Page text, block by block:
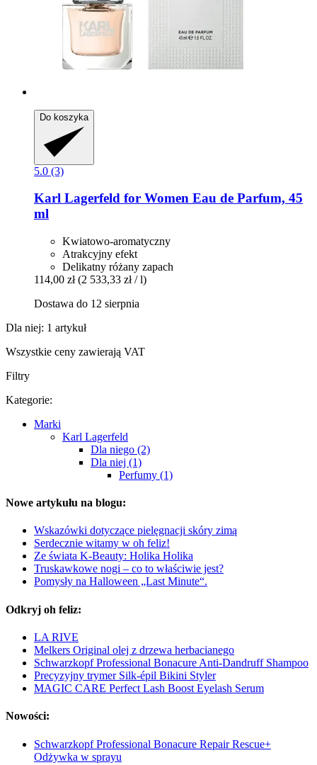
Do koszyka
5.0 (3)
Karl Lagerfeld for Women Eau de Parfum, 45
ml
Kwiatowo-aromatyczny
Atrakcyjny efekt
Delikatny różany zapach
114,00 zł (2 533,33 zł / l)
Dostawa do 12 sierpnia
Dla niej: 1 artykuł
Wszystkie ceny zawierają VAT
Filtry
Kategorie:
Marki
Karl Lagerfeld
Dla niego (2)
Dla niej (1)
Perfumy (1)
Nowe artykułu na blogu:
Wskazówki dotyczące pielęgnacji skóry zimą
Serdecznie witamy w oh feliz!
Ze świata K-Beauty: Holika Holika
Truskawkowe nogi – co to właściwie jest?
Pomysły na Halloween „Last Minute“.
Odkryj oh feliz:
LA RIVE
Melkers Original olej z drzewa herbacianego
Schwarzkopf Professional Bonacure Anti-Dandruff Shampoo
Precyzyjny trymer Silk-épil Bikini Styler
MAGIC CARE Perfect Lash Boost Eyelash Serum
Nowości:
Schwarzkopf Professional Bonacure Repair Rescue+
Odżywka w sprayu